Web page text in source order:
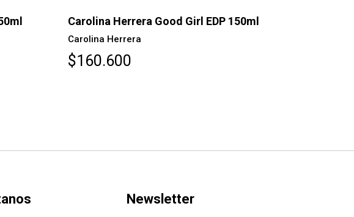
Carolina Herrera Good Girl EDP 150ml
Carolina Herrera
$160.600
Newsletter